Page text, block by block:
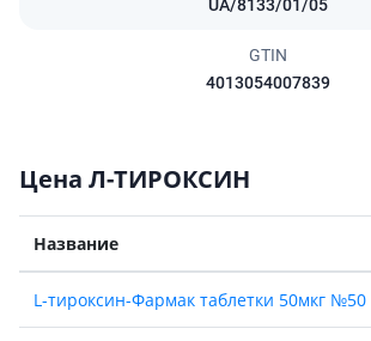
UA/8133/01/05
GTIN
4013054007839
Цена Л-ТИРОКСИН
Название
L-тироксин-Фармак таблетки 50мкг №50